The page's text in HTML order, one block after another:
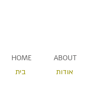
HOME ABOUT
בית
אודות